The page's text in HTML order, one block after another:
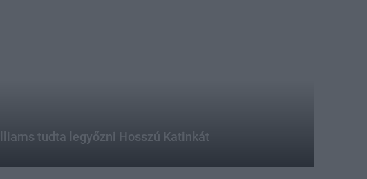
tudta legyőzni Hosszú Katinkát